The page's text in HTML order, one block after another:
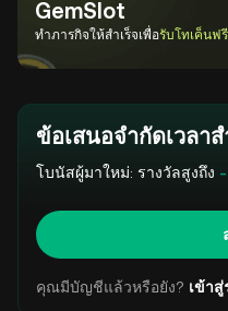
GemSlot
ทำภารกิจให้สำเร็จเพื่อรับโทเค็นฟรี
ข้อเสนอจำกัดเวลา
โบนัสผู้มาใหม่: รางวัลสูงถึง
คุณมีบัญชีแล้วหรือยัง? เข้า